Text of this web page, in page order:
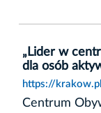
„Lider w
dla osób
https://
Centrum